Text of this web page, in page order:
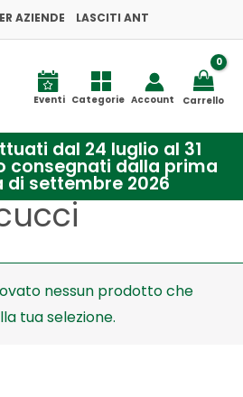
AZIENDE LASCITI ANT
Eventi Categorie Account Carrello
dal 24 luglio al 31
consegnati dalla prima
settembre 2026
nessun prodotto che
tua selezione.